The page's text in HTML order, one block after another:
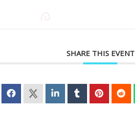
SHARE THIS EVENT